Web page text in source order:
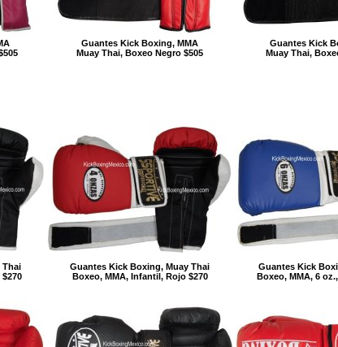
Guantes Kick Boxing, MMA
Muay Thai, Boxeo Negro $505
Guantes Kick
Muay Thai,
Thai
Guantes Kick Boxing, Muay Thai
Boxeo, MMA, Infantil, Rojo $270
Guantes Kick
Boxeo, MMA, 6